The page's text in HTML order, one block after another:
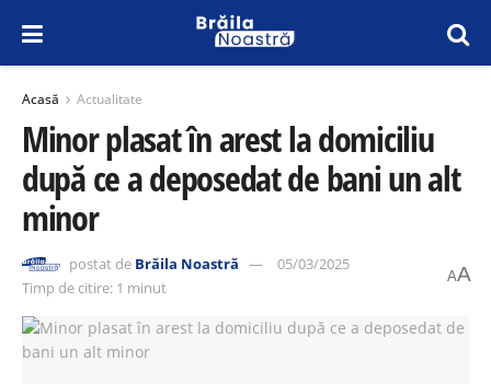
Acasă Actualitate
Minor plasat în arest la domiciliu
după ce a deposedat de bani un alt
minor
postat de Brăila Noastră
05/03/2025
Timp de citire: 1 minut
AA